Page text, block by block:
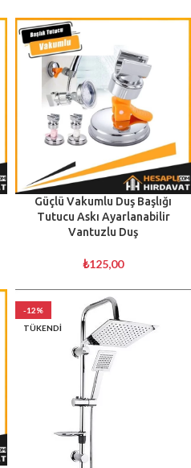
Güçlü Vakumlu Duş Başlığı
Tutucu Askı Ayarlanabilir
Vantuzlu Duş
₺125,00
-12%
TÜKENDI